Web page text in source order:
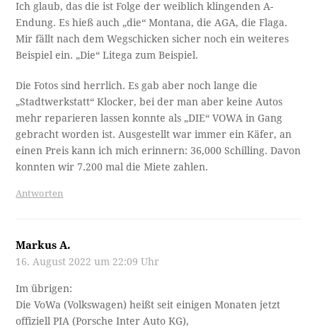
Ich glaub, das die ist Folge der weiblich klingenden A-
Endung. Es hieß auch „die“ Montana, die AGA, die Flaga.
Mir fällt nach dem Wegschicken sicher noch ein weiteres
Beispiel ein. „Die“ Litega zum Beispiel.
Die Fotos sind herrlich. Es gab aber noch lange die
„Stadtwerkstatt“ Klocker, bei der man aber keine Autos
mehr reparieren lassen konnte als „DIE“ VOWA in Gang
gebracht worden ist. Ausgestellt war immer ein Käfer, an
einen Preis kann ich mich erinnern: 36,000 Schilling. Davon
konnten wir 7.200 mal die Miete zahlen.
Antworten
Markus A.
16. August 2022 um 22:09 Uhr
Im übrigen:
Die VoWa (Volkswagen) heißt seit einigen Monaten jetzt
offiziell PIA (Porsche Inter Auto KG),